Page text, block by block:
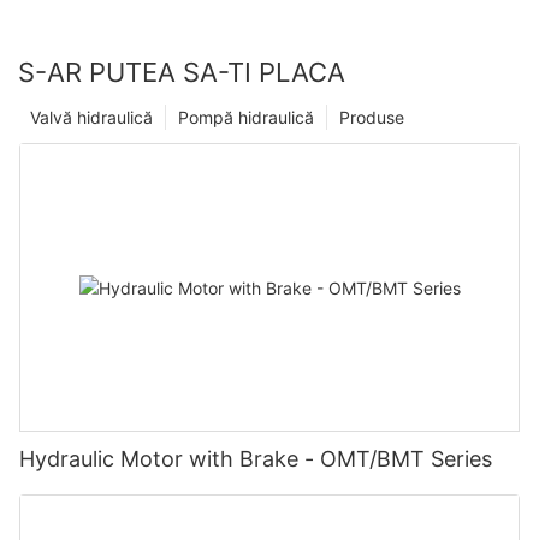
S-AR PUTEA SA-TI PLACA
Produse
Pompă hidraulică
Valvă hidraulică
Hydraulic Motor with Brake - OMT/BMT Series